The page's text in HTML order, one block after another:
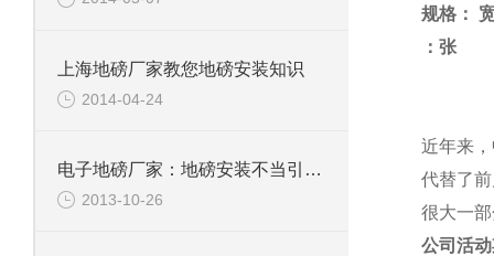
上海地磅厂家教您地磅安装知识
2014-04-24
电子地磅厂家：地磅安装不当引入的误差
2013-10-26
规格：
：张
近年来
代替了
很大一
公司活